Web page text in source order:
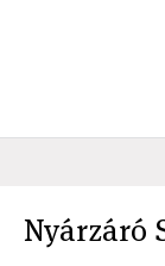
Nyárzáró